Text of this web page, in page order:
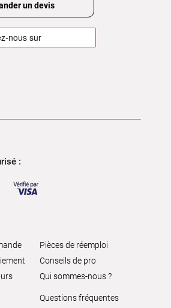
un devis
:
Pièces de réemploi
Conseils de pro
Qui sommes-nous ?
Questions fréquentes